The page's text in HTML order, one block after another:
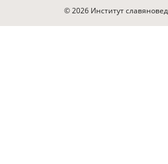
© 2026 Институт